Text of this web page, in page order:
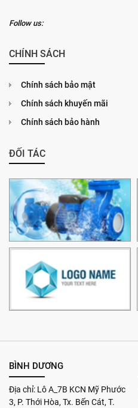
Follow us:
CHÍNH SÁCH
Chính sách bảo mật
Chính sách khuyến mãi
Chính sách bảo hành
ĐỐI TÁC
BÌNH DƯƠNG
Địa chỉ: Lô A_7B KCN Mỹ Phước
3, P. Thới Hòa, Tx. Bến Cát, T.